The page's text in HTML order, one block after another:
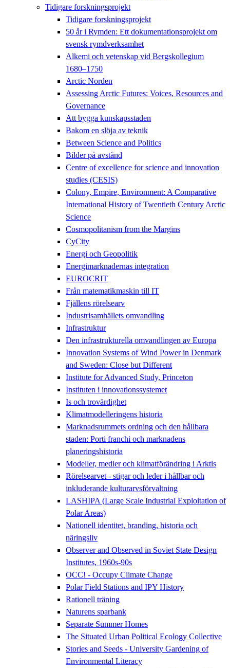
Tidigare forskningsprojekt
Tidigare forskningsprojekt
50 år i Rymden: Ett dokumentationsprojekt om
svensk rymdverksamhet
Alkemi och vetenskap vid Bergskollegium
1680–1750
Arctic Norden
Assessing Arctic Futures: Voices, Resources and
Governance
Att bygga kunskapsstaden
Bakom en slöja av teknik
Between Science and Politics
Bilder på avstånd
Centre of excellence for science and innovation
studies (CESIS)
Colony, Empire, Environment: A Comparative
International History of Twentieth Century Arctic
Science
Cosmopolitanism from the Margins
CyCity
Energi och Geopolitik
Energimarknadernas integration
EUROCRIT
Från matematikmaskin till IT
Fjällens rörelsearv
Industrisamhällets omvandling
Infrastruktur
Den infrastrukturella omvandlingen av Europa
Innovation Systems of Wind Power in Denmark
and Sweden: Close but Different
Institute for Advanced Study, Princeton
Instituten i innovationssystemet
Is och trovärdighet
Klimatmodelleringens historia
Marknadsrummets ordning och den hållbara
staden: Porti franchi och marknadens
planeringshistoria
Modeller, medier och klimatförändring i Arktis
Rörelsearvet - stigar och leder i hållbar och
inkluderande kulturarvsförvaltning
LASHIPA (Large Scale Industrial Exploitation of
Polar Areas)
Nationell identitet, branding, historia och
näringsliv
Observer and Observed in Soviet State Design
Institutes, 1960s-90s
OCC! - Occupy Climate Change
Polar Field Stations and IPY History
Rationell träning
Naturens sparbank
Separate Summer Homes
The Situated Urban Political Ecology Collective
Stories and Seeds - University Gardening of
Environmental Literacy